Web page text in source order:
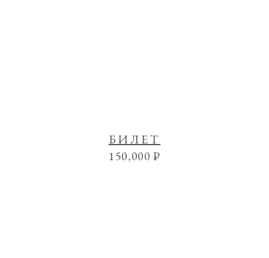
БИЛЕТ
150,000₽